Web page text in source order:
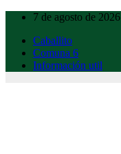
contenido
7 de agosto de 2026
Caballito
Comuna 6
Información util